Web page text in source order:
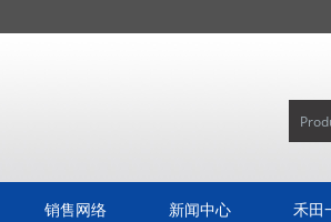
销售网络 新闻中心 禾田